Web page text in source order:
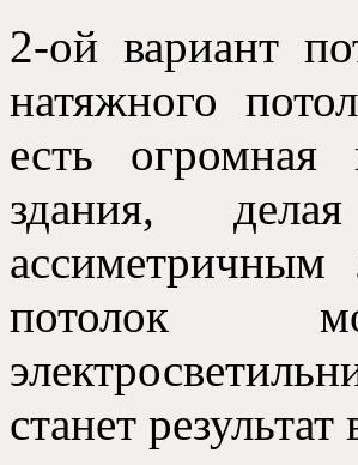
2-ой вариант
натяжного
есть огромная
здания,
потолок
станет